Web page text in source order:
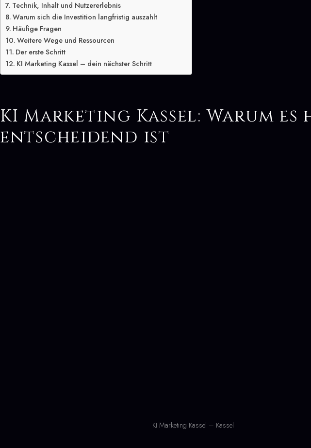
Technik, Inhalt und Nutzererlebnis
Warum sich die Investition langfristig auszahlt
Häufige Fragen
Weitere Wege und Ressourcen
Der erste Schritt
KI Marketing Kassel – dein nächster Schritt
KI Marketing Kassel: Warum es
entscheidend ist
KI Marketing Kassel – Kassel